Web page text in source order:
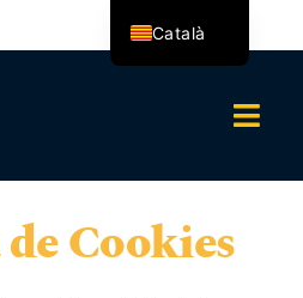
Cookies
Català
Español